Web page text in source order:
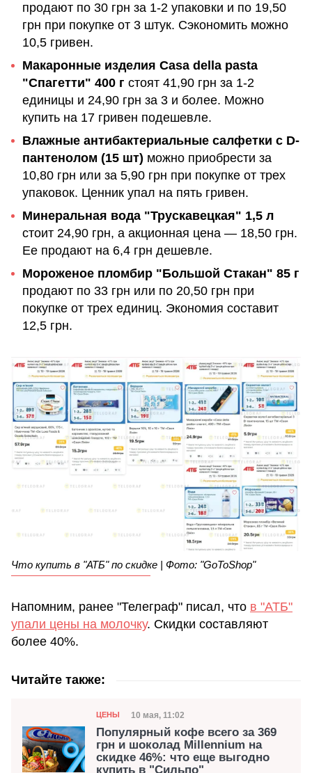
продают по 30 грн за 1-2 упаковки и по 19,50
грн при покупке от 3 штук. Сэкономить можно
10,5 гривен.
Макаронные изделия Casa della pasta
"Спагетти" 400 г стоят 41,90 грн за 1-2
единицы и 24,90 грн за 3 и более. Можно
купить на 17 гривен подешевле.
Влажные антибактериальные салфетки с D-
пантенолом (15 шт) можно приобрести за
10,80 грн или за 5,90 грн при покупке от трех
упаковок. Ценник упал на пять гривен.
Минеральная вода "Трускавецкая" 1,5 л
стоит 24,90 грн, а акционная цена — 18,50 грн.
Ее продают на 6,4 грн дешевле.
Мороженое пломбир "Большой Стакан" 85 г
продают по 33 грн или по 20,50 грн при
покупке от трех единиц. Экономия составит
12,5 грн.
Что купить в "АТБ" по скидке | Фото: "GoToShop"
Напомним, ранее "Телеграф" писал, что в "АТБ"
упали цены на молочку. Скидки составляют
более 40%.
Читайте также:
Категория
ЦЕНЫ Дата публикации
10 мая, 11:02
Популярный кофе всего за 369
грн и шоколад Millennium на
скидке 46%: что еще выгодно
купить в "Сильпо"